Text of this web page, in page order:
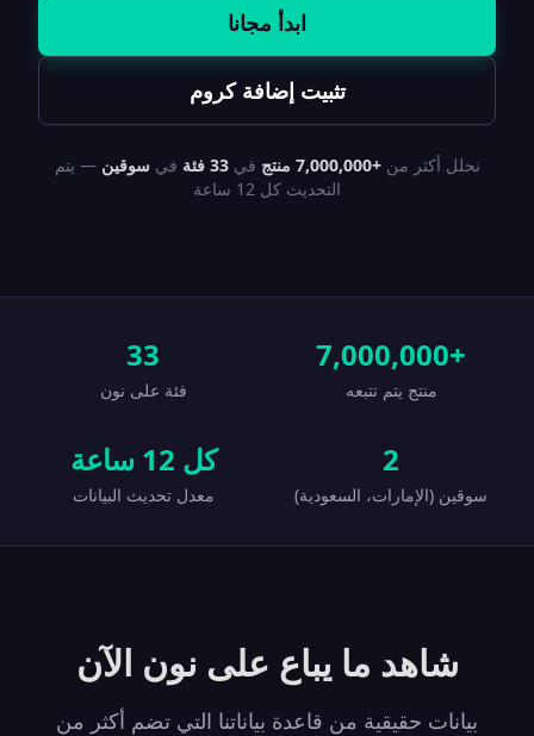
ابدأ مجانا
تثبيت إضافة كروم
نحلل أكثر من+7,000,000 منتج في 33 فئة في سوقين — يتم
التحديث كل 12 ساعة
+7,000,000
منتج يتم تتبعه
33
فئة على نون
2
سوقين (الإمارات، السعودية)
كل 12 ساعة
معدل تحديث البيانات
شاهد ما يباع على نون الآن
بيانات حقيقية من قاعدة بياناتنا التي تضم أكثر من